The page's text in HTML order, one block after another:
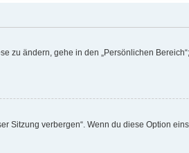
ändern, gehe in den „Persönlichen
Sitzung verbergen“. Wenn du diese Option